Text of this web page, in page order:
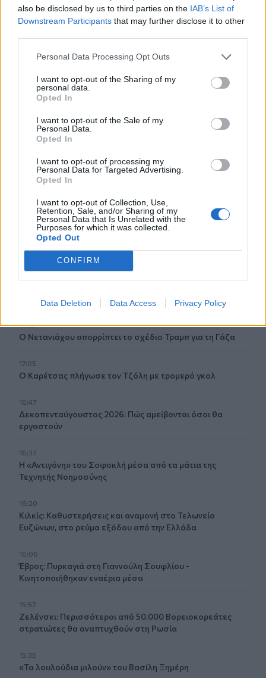
also be disclosed by us to third parties on the IAB’s List of
Downstream Participants that may further disclose it to other
Personal Data Processing Opt Outs
I want to opt-out of the Sharing of my
personal data.
Opted In
I want to opt-out of the Sale of my
Personal Data.
Opted In
I want to opt-out of processing my
Personal Data for Targeted Advertising.
Opted In
I want to opt-out of Collection, Use,
Retention, Sale, and/or Sharing of my
Personal Data that Is Unrelated with the
Purposes for which it was collected.
Opted Out
CONFIRM
Data Deletion Data Access Privacy Policy
Οι «δικαιότεροι φόροι… για τους ισχυρούς» του Αλέξη
Τσίπρα, τι ακριβώς σημαίνουν ;
Παρέμβαση εισαγγελέα για το ελικόπτερο που
αιμοδοσία
Κοντογεώργης: «Η φετινή ΔΕΘ είναι προεκλογική, αλλά
δεν είναι παροχολογική»
Μεγάλη φωτιά στο Μουζάκι Ηλείας
διαχείριση των τροφικών αποβλήτων
Πρόλαβαν τη φωτιά στο Κορωπί - Είχε ηχήσει το 112
17:12
Ο Νετανιάχου απορρίπτει το σχέδιο Τραμπ για τη Γάζα
17:05
Ο Καρέτσας πλήγωσε τον Τζόλη με τρομερό γκολ
16:47
Δεκαπενταύγουστος 2026: Πώς αμείβονται όσοι θα
εργαστούν
16:37
Η «Αντιγόνη» του Σοφοκλή μέσα από τα μάτια της
Τεχνητής Νοημοσύνης
16:20
Κιλκίς: Καθυστερήσεις και αναμονή στο Τελωνείο
Ευζώνων, στο ρεύμα εξόδου από την Ελλάδα
16:06
Έβρος: Πυρκαγιά στη Γιαννούλη Σουφλίου -
Κινητοποιήθηκαν εναέρια μέσα
15:57
Ζελένσκι: Περισσότεροι από 50.000 Βορειοκορεάτες
στρατιώτες θα αναπτυχθούν στη Ρωσία
15:35
«Τα λουλούδια μιλούν» του Βασίλη Ξημέρη